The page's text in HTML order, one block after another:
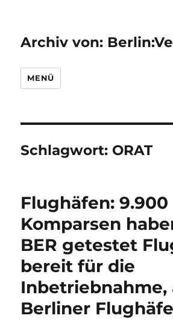
Archiv von:
MENÜ
Schlagwort: ORAT
Flughäfen: 9.900
Komparsen
BER getestet
bereit für die
Inbetriebnahme,
Berliner